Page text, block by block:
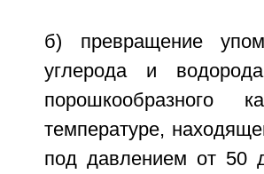
б) превращение
углерода и
порошкообразного
температуре,
под давлением от 50